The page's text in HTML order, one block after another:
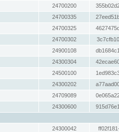
24700200
24700335
24700325
24700302
24900108
24300304
24500100
24300202
24709089
24300600
24300042